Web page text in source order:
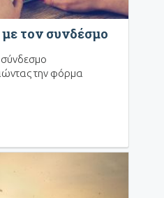
τον συνδέσμο
σύνδεσμο
την φόρμα